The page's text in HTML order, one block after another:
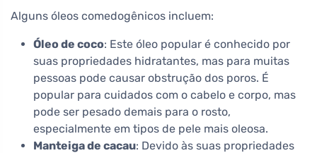
Alguns óleos comedogênicos incluem:
Óleo de coco: Este óleo popular é conhecido por
suas propriedades hidratantes, mas para muitas
pessoas pode causar obstrução dos poros. É
popular para cuidados com o cabelo e corpo, mas
pode ser pesado demais para o rosto,
especialmente em tipos de pele mais oleosa.
Manteiga de cacau: Devido às suas propriedades